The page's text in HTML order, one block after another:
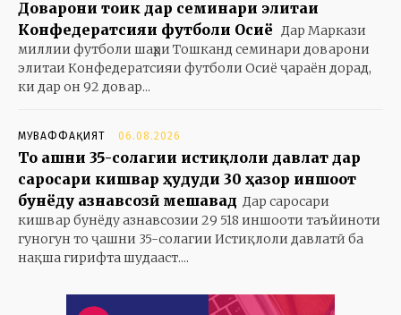
Доварони тоҷик дар семинари элитаи
Конфедератсияи футболи Осиё Дар Маркази
миллии футболи шаҳри Тошканд семинари доварони
элитаи Конфедератсияи футболи Осиё ҷараён дорад,
ки дар он 92 довар...
МУВАФФАҚИЯТ 06.08.2026
То ҷашни 35-солагии истиқлоли давлат дар
саросари кишвар ҳудуди 30 ҳазор иншоот
бунёду азнавсозӣ мешавад Дар саросари
кишвар бунёду азнавсозии 29 518 иншооти таъйиноти
гуногун то ҷашни 35-солагии Истиқлоли давлатӣ ба
нақша гирифта шудааст....